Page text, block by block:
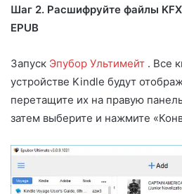
Шаг 2. Расшифруйте файлы KFX
EPUB
Запуск Эпубор Ультимейт . Все
устройстве Kindle будут
перетащите их на правую
затем выберите и нажмите